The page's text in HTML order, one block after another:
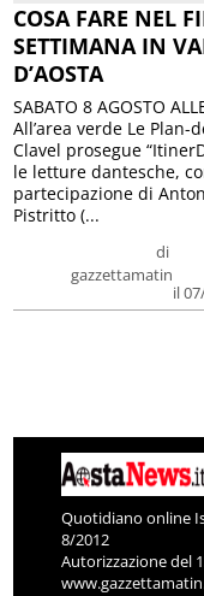
COSA FARE NEL
SETTIMANA IN
D’AOSTA
di
gazzettamatin
il
SABATO 8 AGOSTO
All’area verde Le Plan-
Clavel prosegue
le letture dantesche,
partecipazione di
Pistritto (...
Quotidiano online
8/2012
Autorizzazione del